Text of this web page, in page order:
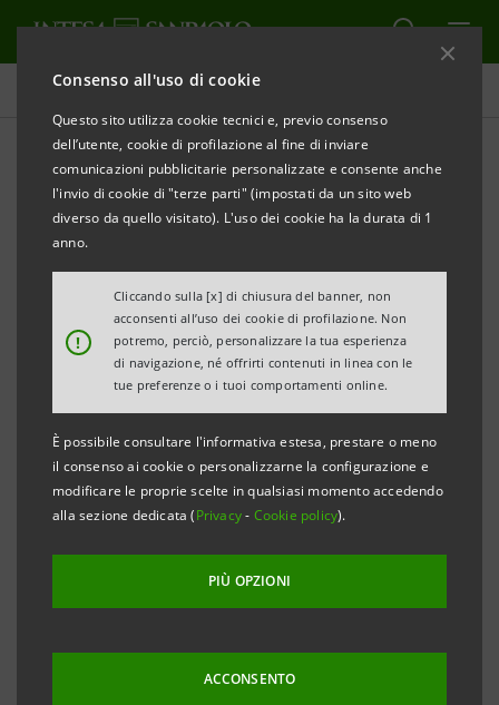
Consenso all'uso di cookie
Questo sito utilizza cookie tecnici e, previo consenso
dell’utente, cookie di profilazione al fine di inviare
comunicazioni pubblicitarie personalizzate e consente anche
l'invio di cookie di "terze parti" (impostati da un sito web
diverso da quello visitato). L'uso dei cookie ha la durata di 1
anno.
!
Cliccando sulla [x] di chiusura del banner, non
acconsenti all’uso dei cookie di profilazione. Non
potremo, perciò, personalizzare la tua esperienza
di navigazione, né offrirti contenuti in linea con le
tue preferenze o i tuoi comportamenti online.
È possibile consultare l'informativa estesa, prestare o meno
il consenso ai cookie o personalizzarne la configurazione e
modificare le proprie scelte in qualsiasi momento accedendo
alla sezione dedicata (Privacy- Cookie policy).
PIÙ OPZIONI
ACCONSENTO
Database cifre chiave
Database cifre chiave
3trim.21
AGGIORNA
I dati qui contenuti hanno carattere esclusivamente
documenti ufficiali del Gruppo Intesa Sanpaolo.
TUTTE LE CIFRE CHIAVE 3TRIM.21